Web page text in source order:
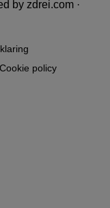
by zdrei.com ·
Cookie policy